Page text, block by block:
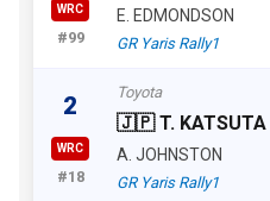
WRC
#99
E. EDMONDSON
GR Yaris Rally1
2
WRC
#18
Toyota
🇯🇵 T. KATSUTA
A. JOHNSTON
GR Yaris Rally1